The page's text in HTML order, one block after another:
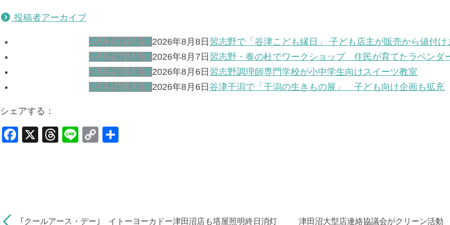
投稿者アーカイブ
習志野経済新聞2026年8月8日 習志野で「谷津こども縁日」 子ども店主が販売から値付け
習志野経済新聞2026年8月7日 習志野・奏の杜でワークショップ 住民が育てたラベンダ
習志野経済新聞2026年8月6日 習志野調理師専門学校が小中学生向けスイーツ教室
習志野経済新聞2026年8月6日 谷津干潟で「干潟の生きもの展」 子ども向け企画も拡充
シェアする：
F
o
X
T
s
Li
C
n
｢クールアース・デー｣ イトーヨーカドー津田沼店も塔屋照明終日消灯 津田沼大型店連絡協議会がクリーン活